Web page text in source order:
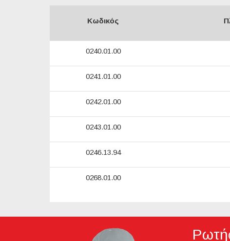
Κωδικός
0240.01.00
0241.01.00
0242.01.00
0243.01.00
0246.13.94
0268.01.00